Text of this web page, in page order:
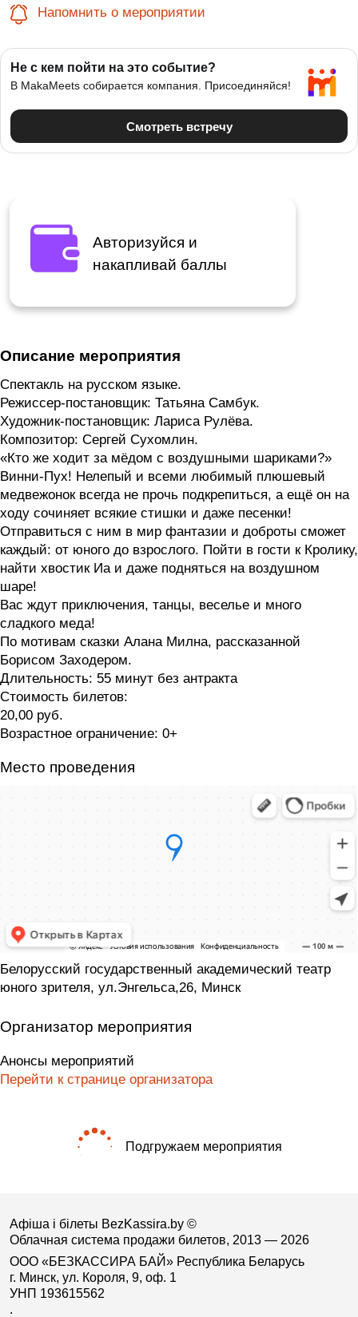
Напомнить о мероприятии
Авторизуйся и
накапливай баллы
Описание мероприятия
Спектакль на русском языке.
Режиссер-постановщик: Татьяна Самбук.
Художник-постановщик: Лариса Рулёва.
Композитор: Сергей Сухомлин.
«Кто же ходит за мёдом с воздушными шариками?»
Винни-Пух! Нелепый и всеми любимый плюшевый
медвежонок всегда не прочь подкрепиться, а ещё он на
ходу сочиняет всякие стишки и даже песенки!
Отправиться с ним в мир фантазии и доброты сможет
каждый: от юного до взрослого. Пойти в гости к Кролику,
найти хвостик Иа и даже подняться на воздушном
шаре!
Вас ждут приключения, танцы, веселье и много
сладкого меда!
По мотивам сказки Алана Милна, рассказанной
Борисом Заходером.
Длительность: 55 минут без антракта
Стоимость билетов:
20,00 руб.
Возрастное ограничение: 0+
Место проведения
Белорусский государственный академический театр
юного зрителя, ул.Энгельса,26, Минск
Организатор мероприятия
Анонсы мероприятий
Перейти к странице организатора
Подгружаем мероприятия
Афіша і білеты BezKassira.by ©
Облачная система продажи билетов, 2013 — 2026
ООО «БЕЗКАССИРА БАЙ» Республика Беларусь
г. Минск, ул. Короля, 9, оф. 1
УНП 193615562
.